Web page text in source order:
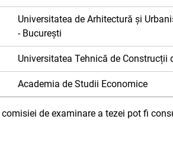
Universitatea de Arhitectură și
- București
Universitatea Tehnică de Construcții
Academia de Studii Economice
de examinare a tezei pot fi